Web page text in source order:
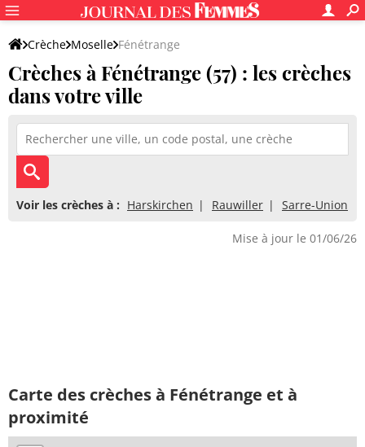
Crèche Moselle Fénétrange
Crèches à Fénétrange (57) : les crèches
dans votre ville
Voir les crèches à : Harskirchen Rauwiller Sarre-Union
Mise à jour le 01/06/26
Carte des crèches à Fénétrange et à
proximité